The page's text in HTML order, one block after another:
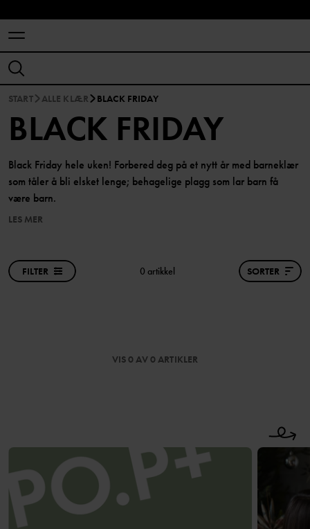
START ALLE KLÆR BLACK FRIDAY
BLACK FRIDAY
Black Friday hele uken! Forbered deg på et nytt år med barneklær
som tåler å bli elsket lenge; behagelige plagg som lar barn få
være barn.
LES MER
FILTER 0 artikkel SORTER
VIS 0 AV 0 ARTIKLER